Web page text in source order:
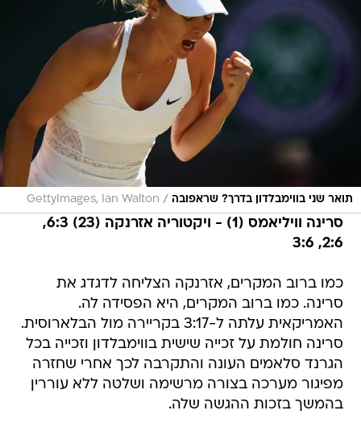
תואר שני בווימבלדון בדרך? שראפובה /
GettyImages, Ian Walton
סרינה וויליאמס (1) - ויקטוריה אזרנקה (23) 6:3,
2:6, 3:6
כמו ברוב המקרים, אזרנקה הצליחה לדגדג את
סרינה. כמו ברוב המקרים, היא הפסידה לה.
האמריקאית עלתה ל-3:17 בקריירה מול הבלארוסית.
סרינה חולמת על זכייה שישית בווימבלדון וזכייה בכל
הגרנד סלאמים העונה והתקרבה לכך אחרי שחזרה
מפיגור מערכה בצורה מרשימה ושלטה ללא עוררין
בהמשך בזכות ההגשה שלה.